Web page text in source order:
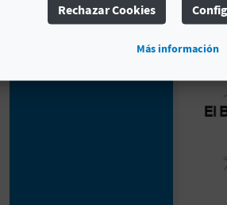
Rechazar Cookies
Más información